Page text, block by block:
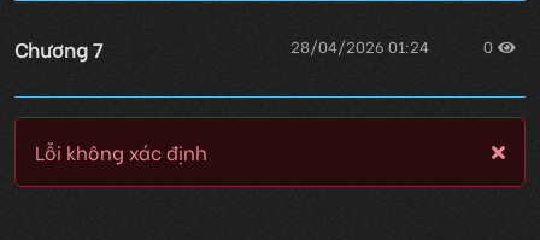
Chương 7 28/04/2026 01:24 0
Lỗi không xác định